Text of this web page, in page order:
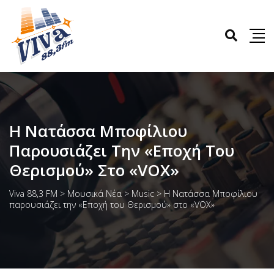
Η Νατάσσα Μποφίλιου
Παρουσιάζει Την «Εποχή Του
Θερισμού» Στο «VOX»
Viva 88,3 FM > Μουσικά Νέα > Music > Η Νατάσσα Μποφίλιου
παρουσιάζει την «Εποχή του Θερισμού» στο «VOX»